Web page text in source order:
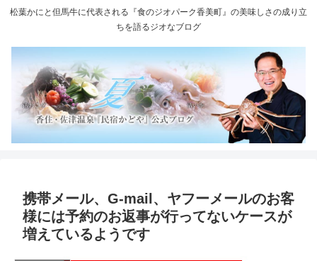
松葉かにと但馬牛に代表される『食のジオパーク香美町』の美味しさの成り立
ちを語るジオなブログ
携帯メール、G-mail、ヤフーメールのお客
様には予約のお返事が行ってないケースが
増えているようです